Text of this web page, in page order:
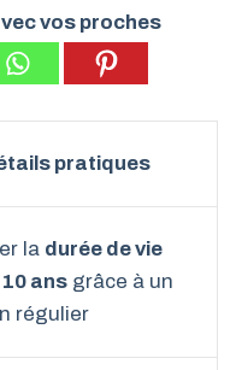
vos proches
pratiques
la durée de vie
ans grâce à un
régulier